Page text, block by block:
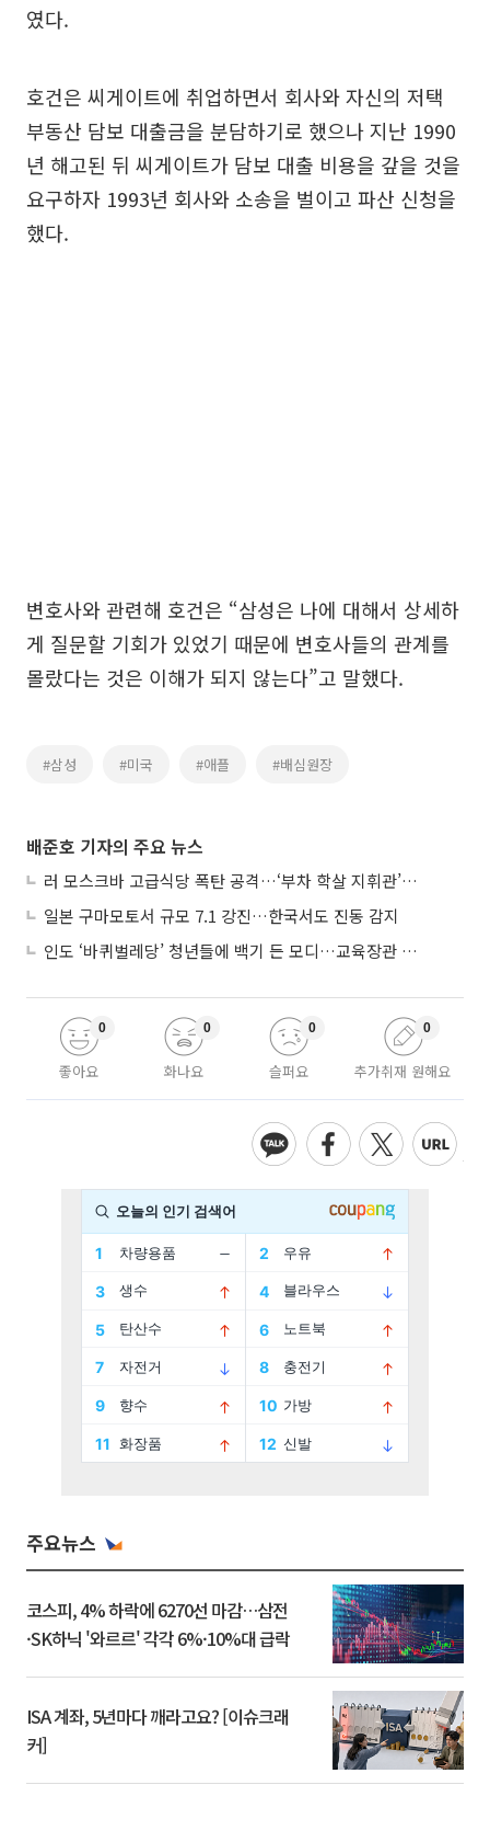
였다.
호건은 씨게이트에 취업하면서 회사와 자신의 저택
부동산 담보 대출금을 분담하기로 했으나 지난 1990
년 해고된 뒤 씨게이트가 담보 대출 비용을 갚을 것을
요구하자 1993년 회사와 소송을 벌이고 파산 신청을
했다.
변호사와 관련해 호건은 “삼성은 나에 대해서 상세하
게 질문할 기회가 있었기 때문에 변호사들의 관계를
몰랐다는 것은 이해가 되지 않는다”고 말했다.
#삼성 #미국 #애플 #배심원장
배준호 기자의 주요 뉴스
러 모스크바 고급식당 폭탄 공격…‘부차 학살 지휘관’ 노렸나
일본 구마모토서 규모 7.1 강진…한국서도 진동 감지
인도 ‘바퀴벌레당’ 청년들에 백기 든 모디…교육장관 사퇴
좋아요
0
화나요
0
슬퍼요
0
추가취재 원해요
0
주요뉴스
코스피, 4% 하락에 6270선 마감…삼전
·SK하닉 '와르르' 각각 6%·10%대 급락
ISA 계좌, 5년마다 깨라고요? [이슈크래
커]